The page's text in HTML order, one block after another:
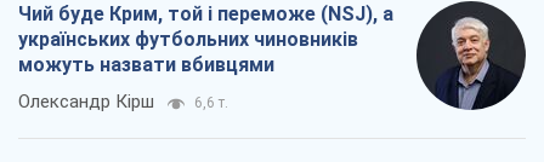
Чий буде Крим, той і переможе (NSJ), а
українських футбольних чиновників
можуть назвати вбивцями
Олександр Кірш 6,6 т.